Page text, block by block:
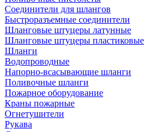
Соединители для шлангов
Быстроразъемные соединители
Шланговые штуцеры латунные
Шланговые штуцеры пластиковые
Шланги
Водопроводные
Напорно-всасывающие шланги
Поливочные шланги
Пожарное оборудование
Краны пожарные
Огнетушители
Рукава